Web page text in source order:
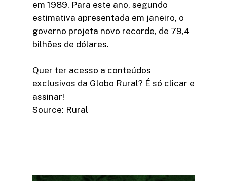
em 1989. Para este ano, segundo
estimativa apresentada em janeiro, o
governo projeta novo recorde, de 79,4
bilhões de dólares.
Quer ter acesso a conteúdos
exclusivos da Globo Rural? É só clicar e
assinar!​
Source: Rural